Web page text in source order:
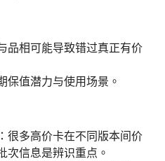
品相可能导致错过真正有价
保值潜力与使用场景。
很多高价卡在不同版本间价
次信息是辨识重点。